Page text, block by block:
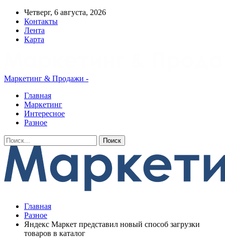
Четверг, 6 августа, 2026
Контакты
Лента
Карта
Маркетинг & Продажи -
Главная
Маркетинг
Интересное
Разное
Главная
Разное
Яндекс Маркет представил новый способ загрузки
товаров в каталог